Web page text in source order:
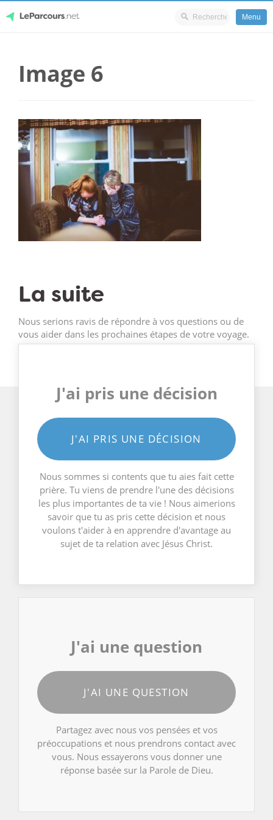
content
Menu
Image 6
La suite
Nous serions ravis de répondre à vos questions ou de
vous aider dans les prochaines étapes de votre voyage.
J'ai pris une décision
J'AI PRIS UNE DÉCISION
Nous sommes si contents que tu aies fait cette
prière. Tu viens de prendre l'une des décisions
les plus importantes de ta vie ! Nous aimerions
savoir que tu as pris cette décision et nous
voulons t'aider à en apprendre d'avantage au
sujet de ta relation avec Jésus Christ.
J'ai une question
J'AI UNE QUESTION
Partagez avec nous vos pensées et vos
préoccupations et nous prendrons contact avec
vous. Nous essayerons vous donner une
réponse basée sur la Parole de Dieu.